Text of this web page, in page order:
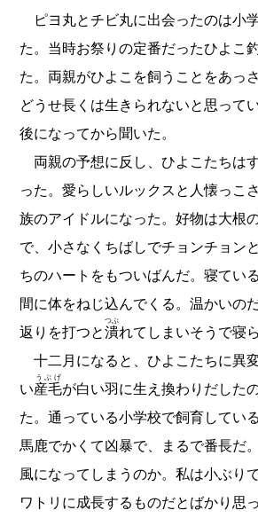
ピヨ丸とチビ丸に出会ったのは小
た。当時お祭りの定番だったひよこ
た。両親がひよこを飼うことをあっ
どうせ長くは生きられないと思って
後になってから聞いた。
両親の予想に反し、ひよこたちは
った。愛らしいルックスと人懐っこさ
族のアイドルになった。好物は大根
で、小さなくちばしでチョンチョン
ちのハートをもついばんだ。寝てい
間に体をねじ込んでくる。温かいの
返りを打つと潰
つぶ
れてしまいそうで寝
十二月になると、ひよこたちに異
い産毛
うぶげ
が白い羽に生え換わりだした
た。通っている小学校で飼育してい
馬鹿でかくて凶暴で、まるで番長だ
風になってしまうのか。私は小ぶり
ワトリに成長するものだとばかり思